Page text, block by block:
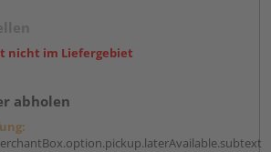
nicht im Liefergebiet
abholen